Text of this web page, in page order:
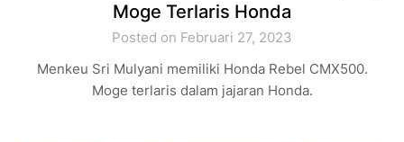
Moge Terlaris Honda
Posted on Februari 27, 2023
Menkeu Sri Mulyani memiliki Honda Rebel CMX500.
Moge terlaris dalam jajaran Honda.